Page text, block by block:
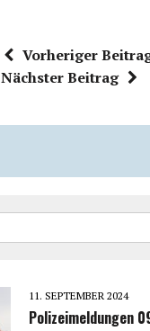
Vorheriger
Nächster Beitrag
11. SEPTEMBER 2024
Polizeimeldungen